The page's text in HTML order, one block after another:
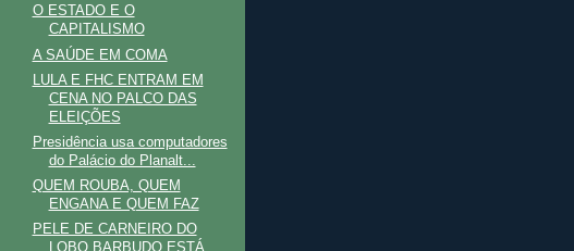
O ESTADO E O
CAPITALISMO
A SAÚDE EM COMA
LULA E FHC ENTRAM EM
CENA NO PALCO DAS
ELEIÇÕES
Presidência usa computadores
do Palácio do Planalt...
QUEM ROUBA, QUEM
ENGANA E QUEM FAZ
PELE DE CARNEIRO DO
LOBO BARBUDO ESTÁ